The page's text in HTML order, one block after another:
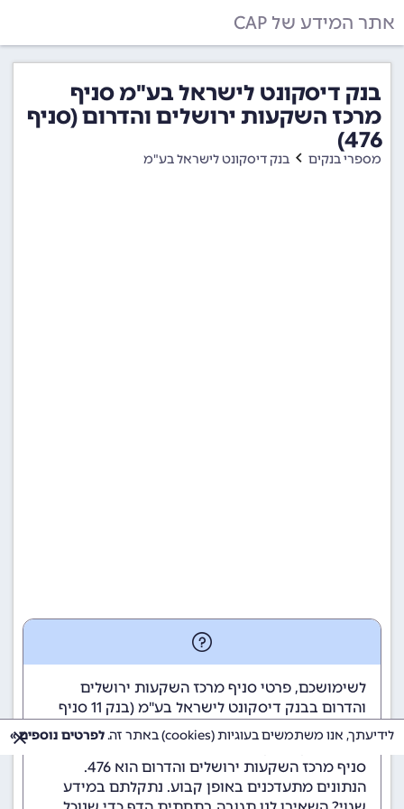
אתר המידע של CAP
בנק דיסקונט לישראל בע"מ סניף
מרכז השקעות ירושלים והדרום (סניף
476)
מספרי בנקים בנק דיסקונט לישראל בע"מ
לשימושכם, פרטי סניף מרכז השקעות ירושלים
והדרום בבנק דיסקונט לישראל בע"מ (בנק 11
סניף
476).
מספר בנק דיסקונט לישראל בע"מ הוא 11
סניף מרכז השקעות ירושלים והדרום הוא 476.
הנתונים מתעדכנים באופן קבוע. נתקלתם במידע
לידיעתך, אנו משתמשים בעוגיות (cookies) באתר זה. לפרטים נוספים »